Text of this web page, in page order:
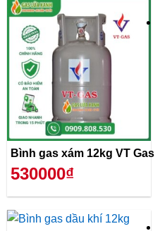
Bình gas xám 12kg VT Gas
530000₫